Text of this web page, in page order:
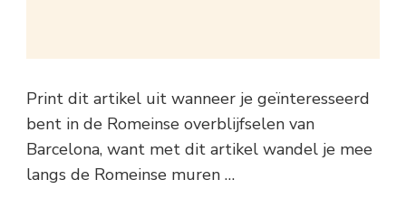
Print dit artikel uit wanneer je geïnteresseerd
bent in de Romeinse overblijfselen van
Barcelona, want met dit artikel wandel je mee
langs de Romeinse muren …